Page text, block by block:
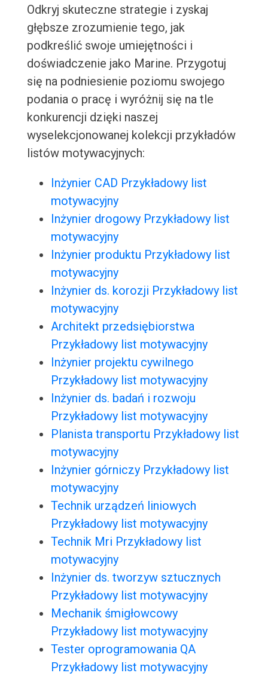
Odkryj skuteczne strategie i zyskaj
głębsze zrozumienie tego, jak
podkreślić swoje umiejętności i
doświadczenie jako Marine. Przygotuj
się na podniesienie poziomu swojego
podania o pracę i wyróżnij się na tle
konkurencji dzięki naszej
wyselekcjonowanej kolekcji przykładów
listów motywacyjnych:
Inżynier CAD Przykładowy list
motywacyjny
Inżynier drogowy Przykładowy list
motywacyjny
Inżynier produktu Przykładowy list
motywacyjny
Inżynier ds. korozji Przykładowy list
motywacyjny
Architekt przedsiębiorstwa
Przykładowy list motywacyjny
Inżynier projektu cywilnego
Przykładowy list motywacyjny
Inżynier ds. badań i rozwoju
Przykładowy list motywacyjny
Planista transportu Przykładowy list
motywacyjny
Inżynier górniczy Przykładowy list
motywacyjny
Technik urządzeń liniowych
Przykładowy list motywacyjny
Technik Mri Przykładowy list
motywacyjny
Inżynier ds. tworzyw sztucznych
Przykładowy list motywacyjny
Mechanik śmigłowcowy
Przykładowy list motywacyjny
Tester oprogramowania QA
Przykładowy list motywacyjny